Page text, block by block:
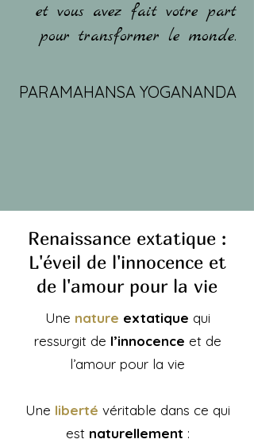
et vous avez fait votre part
pour transformer le monde.
PARAMAHANSA YOGANANDA
Renaissance extatique :
L'éveil de l'innocence et
de l'amour pour la vie
Une nature extatique qui
ressurgit de l’innocence et de
l’amour pour la vie
Une liberté véritable dans ce qui
est naturellement :